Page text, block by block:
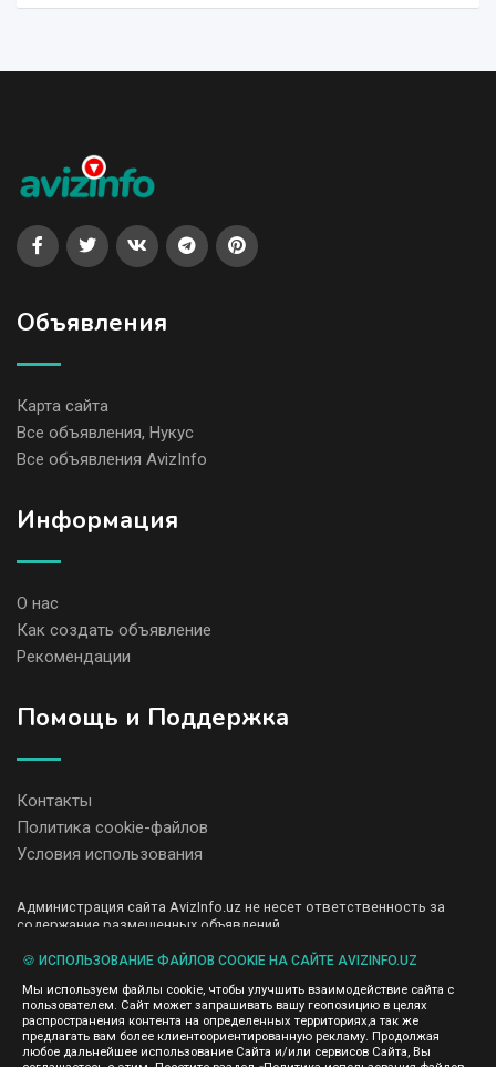
Объявления
Карта сайта
Все объявления, Нукус
Все объявления AvizInfo
Информация
О нас
Как создать объявление
Рекомендации
Помощь и Поддержка
Контакты
Политика cookie-файлов
Условия использования
Администрация сайта AvizInfo.uz не несет ответственность за
содержание размещенных объявлений.
передаем и не продаем личную информацию зарегистрированных
правила конфиденциальности сайтов на которые ссылается
AvizInfo.uz. На некоторых страницах нашего сайта представлена
реклама Google Adsense Advertising Network. Чтобы узнать
подробней о правилах конфиденциальности Google нажмите тут
🍪 ИСПОЛЬЗОВАНИЕ ФАЙЛОВ COOKIE НА САЙТЕ AVIZINFO.UZ
Мы используем файлы cookie, чтобы улучшить взаимодействие сайта с
пользователем. Сайт может запрашивать вашу геопозицию в целях
распространения контента на определенных территориях,а так же
предлагать вам более клиентоориентированную рекламу. Продолжая
любое дальнейшее использование Сайта и/или сервисов Сайта, Вы